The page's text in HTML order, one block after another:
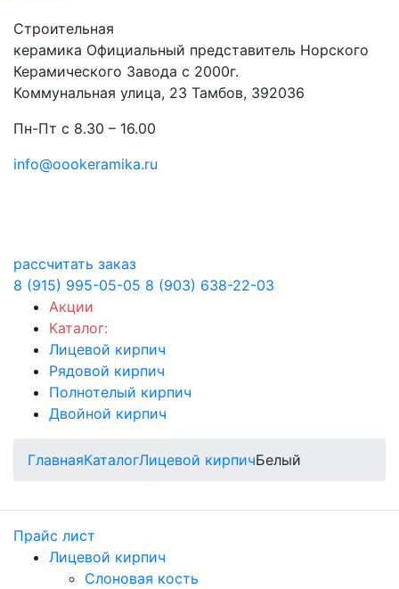
Строительная
керамика Официальный представитель Норского
Керамического Завода с 2000г.
Коммунальная улица, 23 Тамбов, 392036
Пн-Пт с 8.30 – 16.00
info@oookeramika.ru
рассчитать заказ
8 (915) 995-05-05 8 (903) 638-22-03
Акции
Каталог:
Лицевой кирпич
Рядовой кирпич
Полнотелый кирпич
Двойной кирпич
ГлавнаяКаталогЛицевой кирпичБелый
Прайс лист
Лицевой кирпич
Слоновая кость